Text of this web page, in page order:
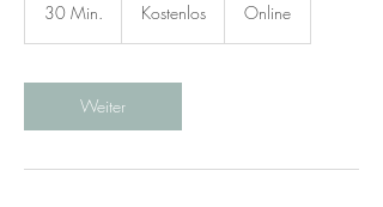
30 Min.
i
n
.
Kostenlos Online
Weiter